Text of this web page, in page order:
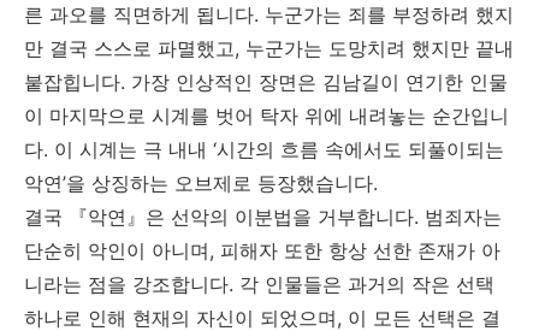
른 과오를 직면하게 됩니다. 누군가는 죄를 부정하려 했지
만 결국 스스로 파멸했고, 누군가는 도망치려 했지만 끝내
붙잡힙니다. 가장 인상적인 장면은 김남길이 연기한 인물
이 마지막으로 시계를 벗어 탁자 위에 내려놓는 순간입니
다. 이 시계는 극 내내 ‘시간의 흐름 속에서도 되풀이되는
악연’을 상징하는 오브제로 등장했습니다.
결국 『악연』은 선악의 이분법을 거부합니다. 범죄자는
단순히 악인이 아니며, 피해자 또한 항상 선한 존재가 아
니라는 점을 강조합니다. 각 인물들은 과거의 작은 선택
하나로 인해 현재의 자신이 되었으며, 이 모든 선택은 결